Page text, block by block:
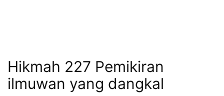
Hikmah 227 Pemikiran
ilmuwan yang dangkal